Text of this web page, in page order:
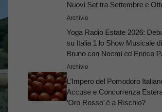
Nuovi Set tra Settembre e
Archivio
Yoga Radio Estate 2026:
su Italia 1 lo Show Musicale
Bruno con Noemi ed Enrico
Archivio
L’Impero del Pomodoro
Accuse e Concorrenza
‘Oro Rosso’ è a Rischio?